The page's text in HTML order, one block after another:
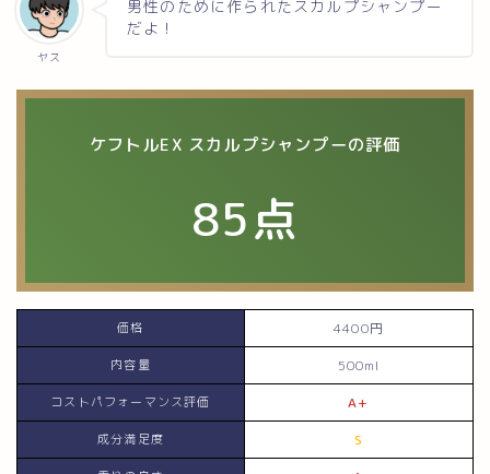
ヤス
男性のために作られたスカルプシャンプー
だよ！
ケフトルEX スカルプシャンプーの評価
85点
価格 4400円
内容量 500ml
コストパフォーマンス評価 A+
成分満足度 S